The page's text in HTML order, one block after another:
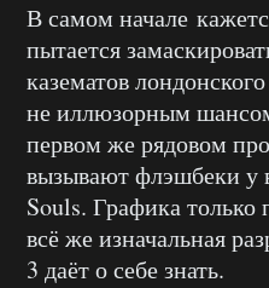
В самом начале
пытается
казематов
не иллюзорным
первом же рядовом
вызывают флэшбеки у
Souls. Графика только
всё же изначальная
3 даёт о себе знать.